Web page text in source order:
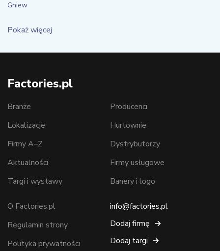
Gniew
Pokaż więcej
Factories.pl
Branże
Lokalizacje
Firmy A–Z
Aktualności
Targi i wystawy
Producenci
Hurtownie
Dystrybutorzy
Firmy usługowe
Banery i logo
O Factories.pl
Regulamin strony
Polityka prywatności
info@factories.pl
Dodaj firmę
Dodaj targi